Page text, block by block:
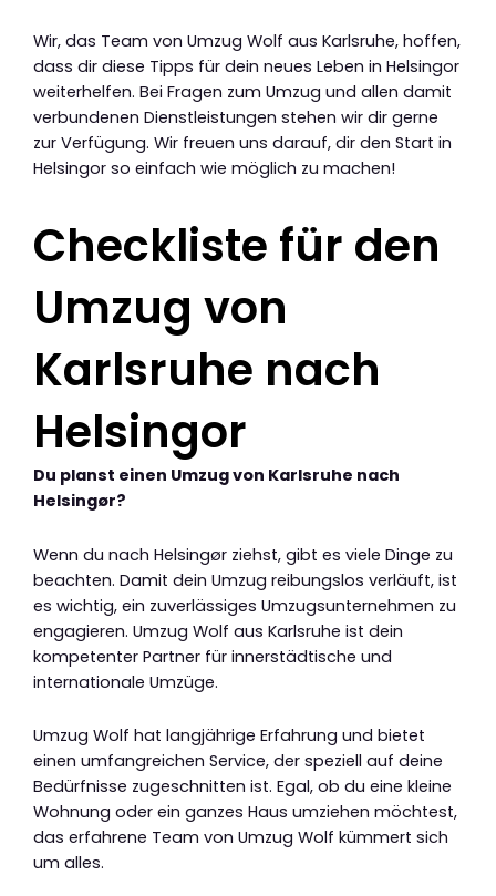
Wir, das Team von Umzug Wolf aus Karlsruhe, hoffen,
dass dir diese Tipps für dein neues Leben in Helsingor
weiterhelfen. Bei Fragen zum Umzug und allen damit
verbundenen Dienstleistungen stehen wir dir gerne
zur Verfügung. Wir freuen uns darauf, dir den Start in
Helsingor so einfach wie möglich zu machen!
Checkliste für den
Umzug von
Karlsruhe nach
Helsingor
Du planst einen Umzug von Karlsruhe nach
Helsingør?
Wenn du nach Helsingør ziehst, gibt es viele Dinge zu
beachten. Damit dein Umzug reibungslos verläuft, ist
es wichtig, ein zuverlässiges Umzugsunternehmen zu
engagieren. Umzug Wolf aus Karlsruhe ist dein
kompetenter Partner für innerstädtische und
internationale Umzüge.
Umzug Wolf hat langjährige Erfahrung und bietet
einen umfangreichen Service, der speziell auf deine
Bedürfnisse zugeschnitten ist. Egal, ob du eine kleine
Wohnung oder ein ganzes Haus umziehen möchtest,
das erfahrene Team von Umzug Wolf kümmert sich
um alles.